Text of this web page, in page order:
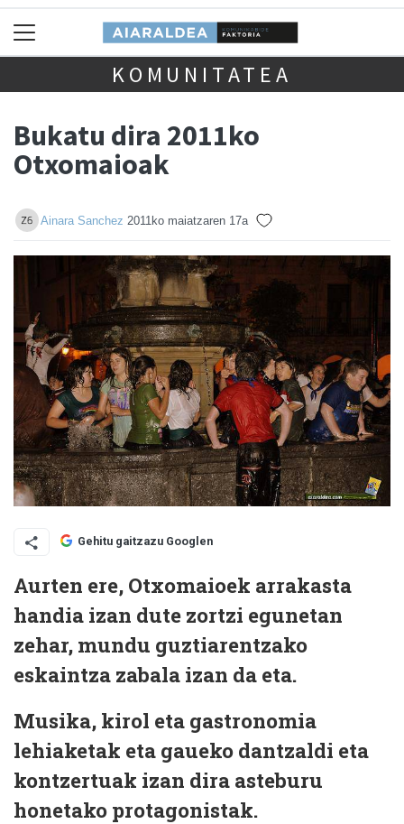
KOMUNITATEA
Bukatu dira 2011ko
Otxomaioak
Ainara Sanchez 2011ko maiatzaren 17a
Gehitu gaitzazu Googlen
Aurten ere, Otxomaioek arrakasta
handia izan dute zortzi egunetan
zehar, mundu guztiarentzako
eskaintza zabala izan da eta.
Musika, kirol eta gastronomia
lehiaketak eta gaueko dantzaldi eta
kontzertuak izan dira asteburu
honetako protagonistak.